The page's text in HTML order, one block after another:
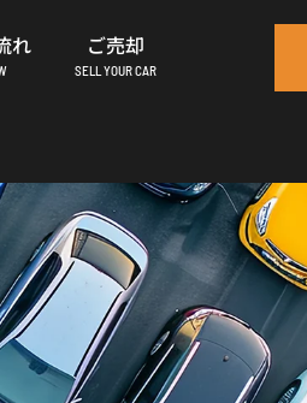
れ ご売却
SELL YOUR CAR